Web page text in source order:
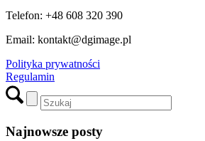
Telefon: +48 608 320 390
Email: kontakt@dgimage.pl
Polityka prywatności
Regulamin
Najnowsze posty